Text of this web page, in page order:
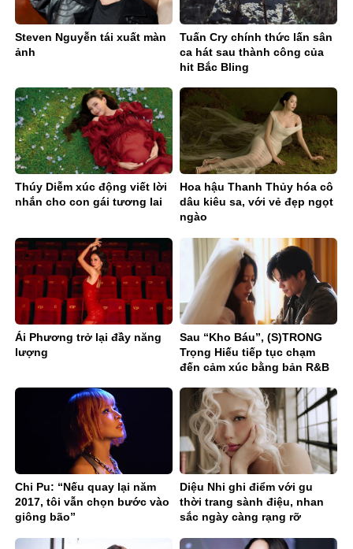
Steven Nguyễn tái xuất màn
ảnh
Tuấn Cry chính thức lấn sân
ca hát sau thành công của
hit Bắc Bling
Thúy Diễm xúc động viết lời
nhắn cho con gái tương lai
Hoa hậu Thanh Thủy hóa cô
dâu kiêu sa, với vẻ đẹp ngọt
ngào
Ái Phương trở lại đầy năng
lượng
Sau “Kho Báu”, (S)TRONG
Trọng Hiếu tiếp tục chạm
đến cảm xúc bằng bản R&B
Chi Pu: “Nếu quay lại năm
2017, tôi vẫn chọn bước vào
giông bão”
Diệu Nhi ghi điểm với gu
thời trang sành điệu, nhan
sắc ngày càng rạng rỡ